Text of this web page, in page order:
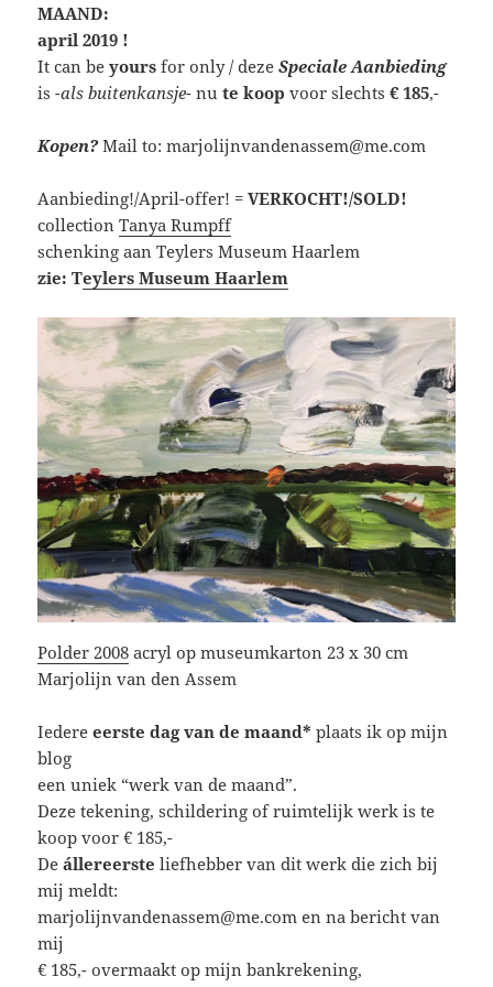
MAAND:
april 2019 !
It can beyours for only / dezeSpeciale Aanbieding
is-als buitenkansje-nute koopvoor slechts€ 185,-
Kopen?Mail to: marjolijnvandenassem@me.com
Aanbieding!/April-offer! =VERKOCHT!/SOLD!
collectionTanya Rumpff
schenking aan Teylers Museum Haarlem
zie: Teylers Museum Haarlem
Polder 2008 acryl op museumkarton 23 x 30 cm
Marjolijn van den Assem
Iedereeerste dag van de maand* plaats ik op mijn
blog
een uniek “werk van de maand”.
Deze tekening, schildering of ruimtelijk werk is te
koop voor € 185,-
Deállereerste liefhebber van dit werk die zich bij
mij meldt:
marjolijnvandenassem@me.com en na bericht van
mij
€ 185,- overmaakt op mijn bankrekening,